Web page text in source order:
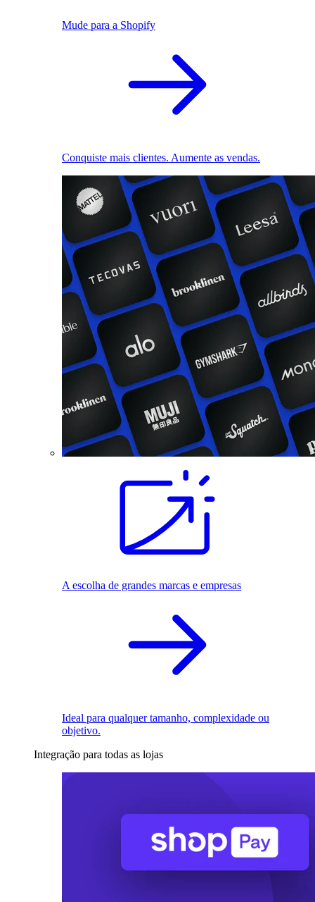
Mude para a Shopify
Conquiste mais clientes. Aumente as vendas.
A escolha de grandes marcas e empresas
Ideal para qualquer tamanho, complexidade ou
objetivo.
Integração para todas as lojas